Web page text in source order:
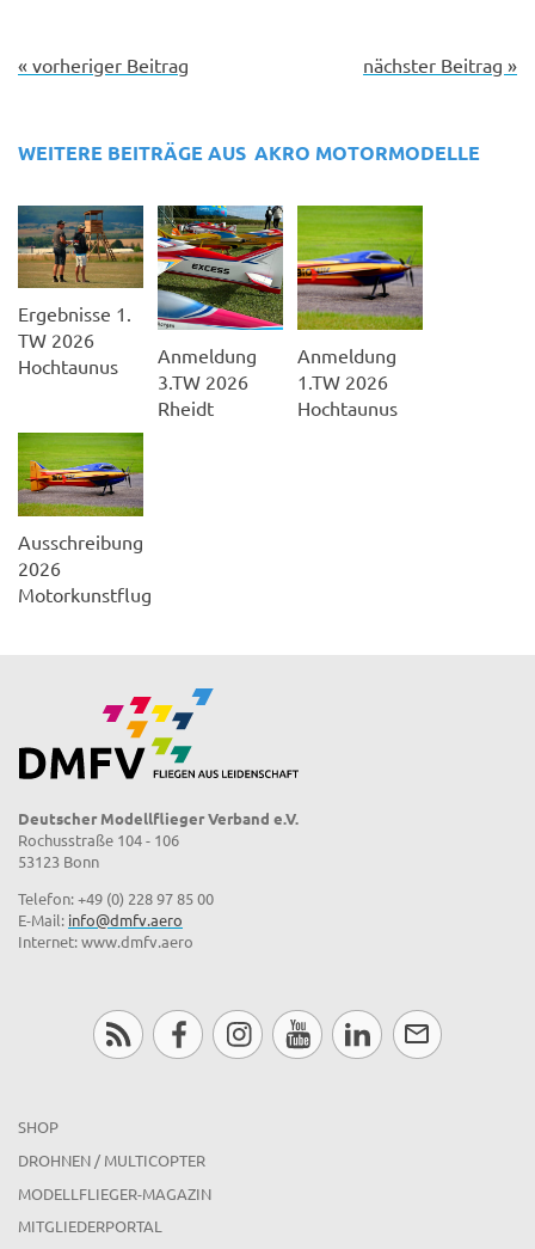
« vorheriger Beitrag nächster Beitrag »
WEITERE BEITRÄGE AUS AKRO MOTORMODELLE
Ergebnisse 1.
TW 2026
Hochtaunus
Anmeldung
3.TW 2026
Rheidt
Anmeldung
1.TW 2026
Hochtaunus
Ausschreibung
2026
Motorkunstflug
Deutscher Modellflieger Verband e.V.
Rochusstraße 104 - 106
53123 Bonn
Telefon: +49 (0) 228 97 85 00
E-Mail: info@dmfv.aero
Internet: www.dmfv.aero
SHOP
DROHNEN / MULTICOPTER
MODELLFLIEGER-MAGAZIN
MITGLIEDERPORTAL